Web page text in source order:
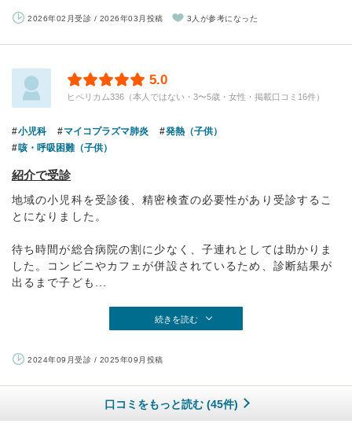
2026年02月受診 / 2026年03月投稿 3人が参考になった
5.0
ヒペリカム336（本人ではない・3〜5歳・女性・掲載口コミ16件）
小児科 マイコプラズマ肺炎
発熱（子供）
咳・呼吸困難（子供）
紹介で受診
地域の小児科を受診後、精密検査の必要性があり受診するこ
とになりました。
待ち時間が総合病院の割に少なく、子連れとしては助かりま
した。コンビニやカフェが併設されているため、診断結果が
出るまで子ども...
続きを読む
2024年09月受診 / 2025年09月投稿
口コミをもっと読む (45件)